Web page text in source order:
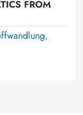
FROM